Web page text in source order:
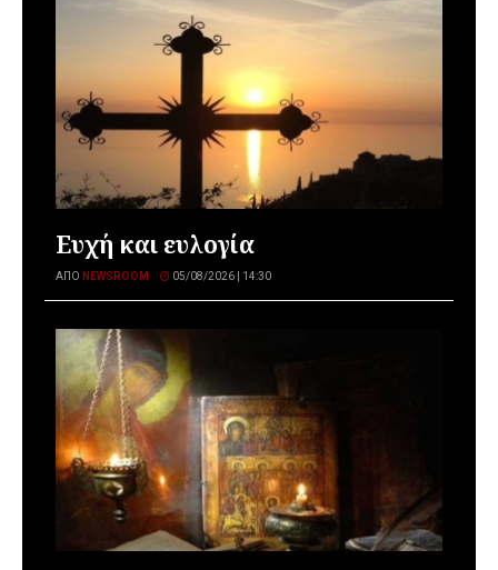
Ευχή και ευλογία
ΑΠΌ NEWSROOM 05/08/2026 | 14:30